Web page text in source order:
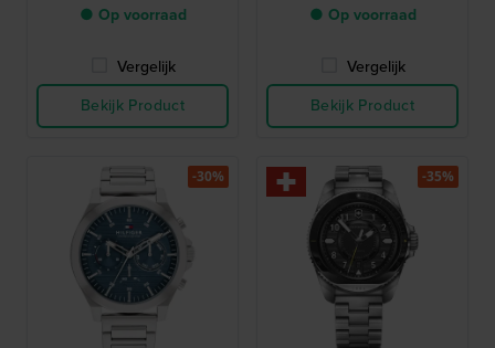
● Op voorraad
Vergelijk
Bekijk Product
● Op voorraad
Vergelijk
Bekijk Product
-30% -35%